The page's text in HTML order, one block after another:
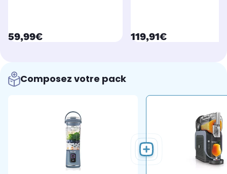
currentPrice
59,99€ currentPrice
119,91€
Composez votre pack